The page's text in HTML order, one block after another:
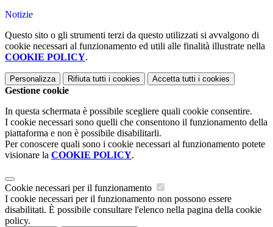
Notizie
Questo sito o gli strumenti terzi da questo utilizzati si avvalgono di
cookie necessari al funzionamento ed utili alle finalità illustrate nella
COOKIE POLICY.
Personalizza Rifiuta tutti i cookies Accetta tutti i cookies
Gestione cookie
In questa schermata è possibile scegliere quali cookie consentire.
I cookie necessari sono quelli che consentono il funzionamento della
piattaforma e non è possibile disabilitarli.
Per conoscere quali sono i cookie necessari al funzionamento potete
visionare la COOKIE POLICY.
Cookie necessari per il funzionamento
I cookie necessari per il funzionamento non possono essere
disabilitati. È possibile consultare l'elenco nella pagina della cookie
policy.